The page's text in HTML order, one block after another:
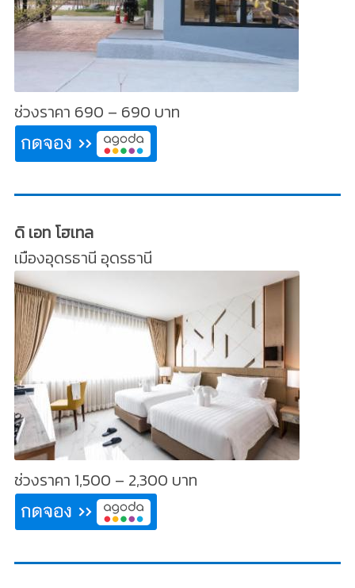
ช่วงราคา 690 – 690 บาท
ดิ เอท โฮเทล
เมืองอุดรธานี อุดรธานี
ช่วงราคา 1,500 – 2,300 บาท